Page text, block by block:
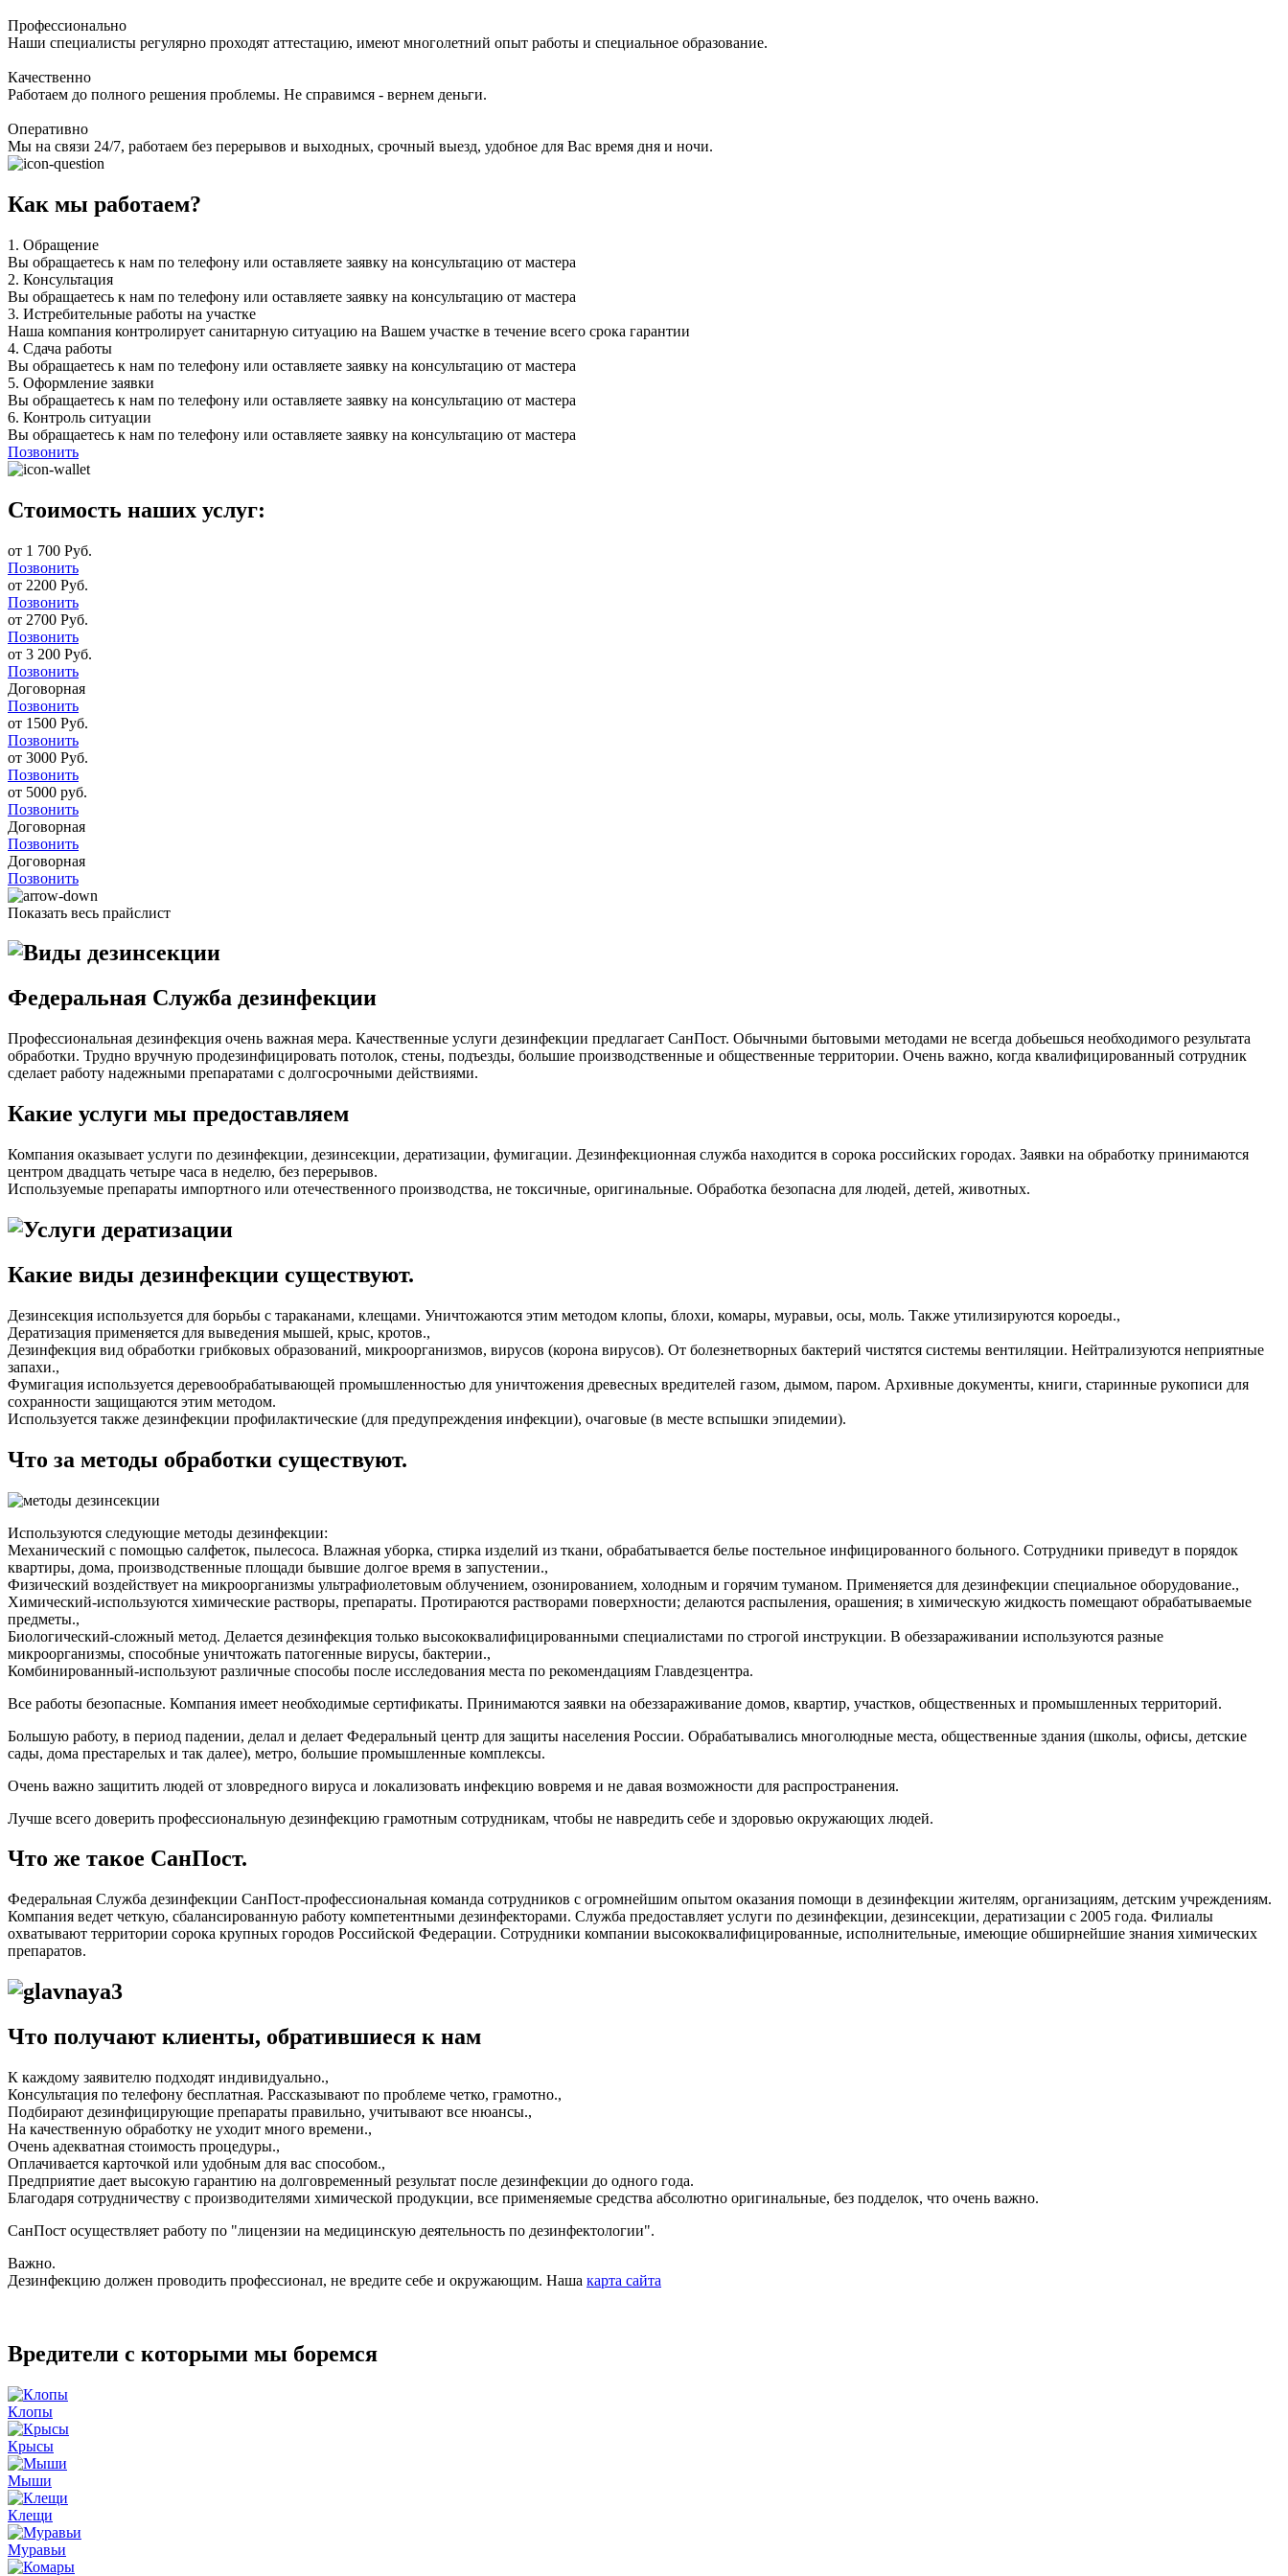
Профессионально
Наши специалисты регулярно проходят аттестацию, имеют многолетний опыт работы и специальное образование.
Качественно
Работаем до полного решения проблемы. Не справимся - вернем деньги.
Оперативно
Мы на связи 24/7, работаем без перерывов и выходных, срочный выезд, удобное для Вас время дня и ночи.
Как мы работаем?
1. Обращение
Вы обращаетесь к нам по телефону или оставляете заявку на консультацию от мастера
2. Консультация
Вы обращаетесь к нам по телефону или оставляете заявку на консультацию от мастера
3. Истребительные работы на участке
Наша компания контролирует санитарную ситуацию на Вашем участке в течение всего срока гарантии
4. Сдача работы
Вы обращаетесь к нам по телефону или оставляете заявку на консультацию от мастера
5. Оформление заявки
Вы обращаетесь к нам по телефону или оставляете заявку на консультацию от мастера
6. Контроль ситуации
Вы обращаетесь к нам по телефону или оставляете заявку на консультацию от мастера
Позвонить
Стоимость наших услуг:
от 1 700 Руб.
Позвонить
от 2200 Руб.
Позвонить
от 2700 Руб.
Позвонить
от 3 200 Руб.
Позвонить
Договорная
Позвонить
от 1500 Руб.
Позвонить
от 3000 Руб.
Позвонить
от 5000 руб.
Позвонить
Договорная
Позвонить
Договорная
Позвонить
Показать весь прайслист
Федеральная Служба дезинфекции
Профессиональная дезинфекция очень важная мера. Качественные услуги дезинфекции предлагает СанПост. Обычными бытовыми методами не всегда добьешься необходимого результата
обработки. Трудно вручную продезинфицировать потолок, стены, подъезды, большие производственные и общественные территории. Очень важно, когда квалифицированный сотрудник
сделает работу надежными препаратами с долгосрочными действиями.
Какие услуги мы предоставляем
Компания оказывает услуги по дезинфекции, дезинсекции, дератизации, фумигации. Дезинфекционная служба находится в сорока российских городах. Заявки на обработку принимаются
центром двадцать четыре часа в неделю, без перерывов.
Используемые препараты импортного или отечественного производства, не токсичные, оригинальные. Обработка безопасна для людей, детей, животных.
Какие виды дезинфекции существуют.
Дезинсекция используется для борьбы с тараканами, клещами. Уничтожаются этим методом клопы, блохи, комары, муравьи, осы, моль. Также утилизируются короеды.,
Дератизация применяется для выведения мышей, крыс, кротов.,
Дезинфекция вид обработки грибковых образований, микроорганизмов, вирусов (корона вирусов). От болезнетворных бактерий чистятся системы вентиляции. Нейтрализуются неприятные
запахи.,
Фумигация используется деревообрабатывающей промышленностью для уничтожения древесных вредителей газом, дымом, паром. Архивные документы, книги, старинные рукописи для
сохранности защищаются этим методом.
Используется также дезинфекции профилактические (для предупреждения инфекции), очаговые (в месте вспышки эпидемии).
Что за методы обработки существуют.
Используются следующие методы дезинфекции:
Механический с помощью салфеток, пылесоса. Влажная уборка, стирка изделий из ткани, обрабатывается белье постельное инфицированного больного. Сотрудники приведут в порядок
квартиры, дома, производственные площади бывшие долгое время в запустении.,
Физический воздействует на микроорганизмы ультрафиолетовым облучением, озонированием, холодным и горячим туманом. Применяется для дезинфекции специальное оборудование.,
Химический-используются химические растворы, препараты. Протираются растворами поверхности; делаются распыления, орашения; в химическую жидкость помещают обрабатываемые
предметы.,
Биологический-сложный метод. Делается дезинфекция только высококвалифицированными специалистами по строгой инструкции. В обеззараживании используются разные
микроорганизмы, способные уничтожать патогенные вирусы, бактерии.,
Комбинированный-используют различные способы после исследования места по рекомендациям Главдезцентра.
Все работы безопасные. Компания имеет необходимые сертификаты. Принимаются заявки на обеззараживание домов, квартир, участков, общественных и промышленных территорий.
Большую работу, в период падении, делал и делает Федеральный центр для защиты населения России. Обрабатывались многолюдные места, общественные здания (школы, офисы, детские
сады, дома престарелых и так далее), метро, большие промышленные комплексы.
Очень важно защитить людей от зловредного вируса и локализовать инфекцию вовремя и не давая возможности для распространения.
Лучше всего доверить профессиональную дезинфекцию грамотным сотрудникам, чтобы не навредить себе и здоровью окружающих людей.
Что же такое СанПост.
Федеральная Служба дезинфекции СанПост-профессиональная команда сотрудников с огромнейшим опытом оказания помощи в дезинфекции жителям, организациям, детским учреждениям.
Компания ведет четкую, сбалансированную работу компетентными дезинфекторами. Служба предоставляет услуги по дезинфекции, дезинсекции, дератизации с 2005 года. Филиалы
охватывают территории сорока крупных городов Российской Федерации. Сотрудники компании высококвалифицированные, исполнительные, имеющие обширнейшие знания химических
препаратов.
Что получают клиенты, обратившиеся к нам
К каждому заявителю подходят индивидуально.,
Консультация по телефону бесплатная. Рассказывают по проблеме четко, грамотно.,
Подбирают дезинфицирующие препараты правильно, учитывают все нюансы.,
На качественную обработку не уходит много времени.,
Очень адекватная стоимость процедуры.,
Оплачивается карточкой или удобным для вас способом.,
Предприятие дает высокую гарантию на долговременный результат после дезинфекции до одного года.
Благодаря сотрудничеству с производителями химической продукции, все применяемые средства абсолютно оригинальные, без подделок, что очень важно.
СанПост осуществляет работу по "лицензии на медицинскую деятельность по дезинфектологии".
Важно.
Дезинфекцию должен проводить профессионал, не вредите себе и окружающим. Наша карта сайта
Вредители с которыми мы боремся
Клопы
Крысы
Мыши
Клещи
Муравьи